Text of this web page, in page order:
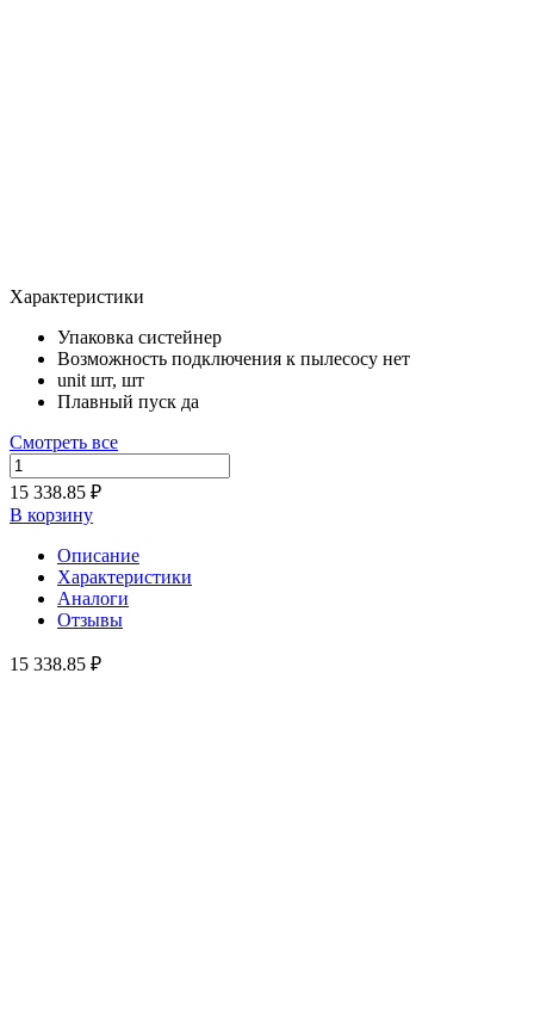
Характеристики
Упаковка систейнер
Возможность подключения к пылесосу нет
unit шт, шт
Плавный пуск да
Смотреть все
15 338.85 ₽
В корзину
Описание
Характеристики
Аналоги
Отзывы
15 338.85 ₽